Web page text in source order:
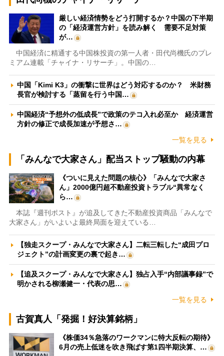
厳しい経済情勢をどう打開するか？中国の下半期
の「経済運営方針」を読み解く 需要不足対策
が…
中国経済に精通する中国株投資の第一人者・田代尚機氏のプレ
ミアム連載「チャイナ・リサーチ」。中国の…
中国「Kimi K3」の衝撃に世界はどう対応するのか？ 米財務
長官が検討する「蒸留を行う中国…
中国経済“予想外の低成長”で政策のテコ入れ必至か 経済運営
方針の修正で成長加速が予想さ…
一覧を見る
「みんなで大家さん」配当ストップ騒動の内幕
《ついに見えた問題の核心》「みんなで大家さ
ん」2000億円超不動産投資トラブル“異常なく
ら…
本誌『週刊ポスト』が追及してきた不動産投資商品「みんなで
大家さん」がいよいよ最終局面を迎えている…
【独走スクープ・みんなで大家さん】二転三転した“成田プロ
ジェクト”の計画変更の裏で起き…
【追及スクープ・みんなで大家さん】独占入手“内部議事録”で
明かされる柳瀬健一・代表の思…
一覧を見る
古賀真人「発掘！好決算銘柄」
《株価34％急落のワークマンに特大反転の期待》
6月の売上低迷を吹き飛ばす第1四半期決算、…